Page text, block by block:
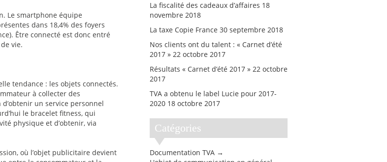
Le smartphone équipe
dans 18,4% des foyers
Être connecté est donc entré
vie.
tendance : les objets connectés.
à collecter des
un service personnel
le bracelet fitness, qui
physique et d’obtenir, via
où l’objet publicitaire devient
La fiscalité des cadeaux d’affaires 18
novembre 2018
La taxe Copie France 30 septembre 2018
Nos clients ont du talent : « Carnet d’été
2017 » 22 octobre 2017
Résultats « Carnet d’été 2017 » 22 octobre
2017
TVA a obtenu le label Lucie pour 2017-
2020 18 octobre 2017
Catégories
Documentation TVA